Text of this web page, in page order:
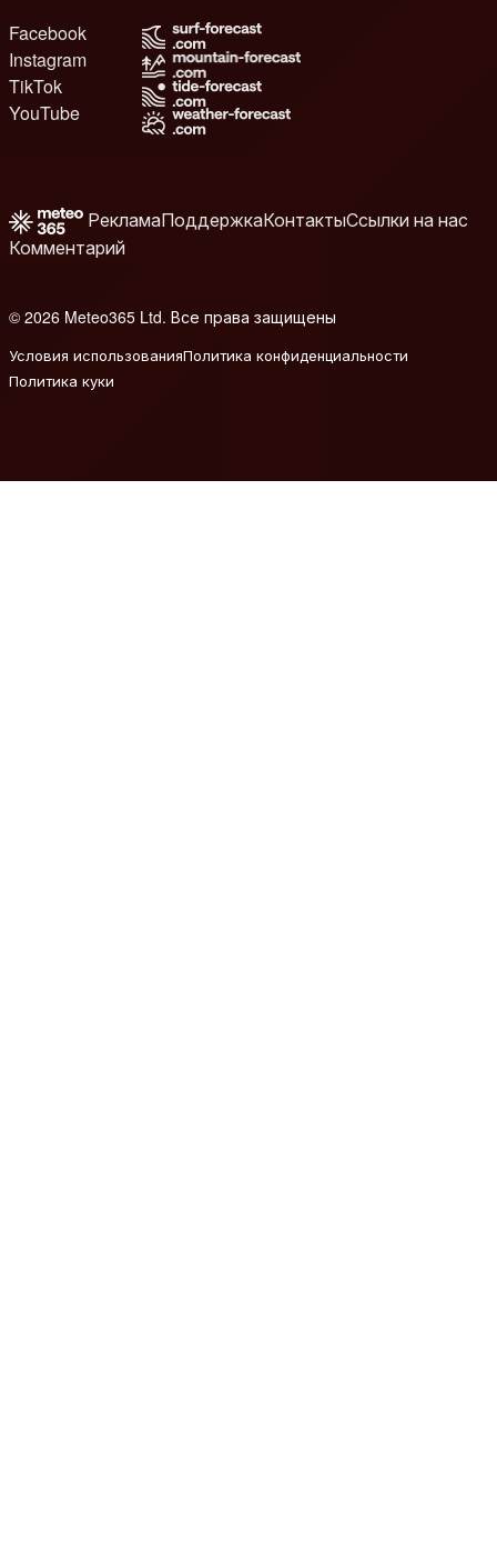
Facebook
Instagram
TikTok
YouTube
РекламаПоддержкаКонтактыСсылки на нас
Комментарий
© 2026 Meteo365 Ltd. Все права защищены
Условия использованияПолитика конфиденциальности
Политика куки